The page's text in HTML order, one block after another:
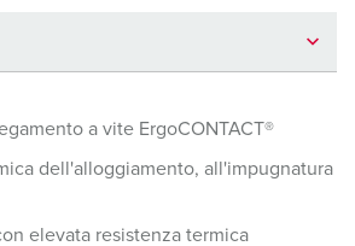
a vite ErgoCONTACT®
dell'alloggiamento, all'impugnatura
elevata resistenza termica